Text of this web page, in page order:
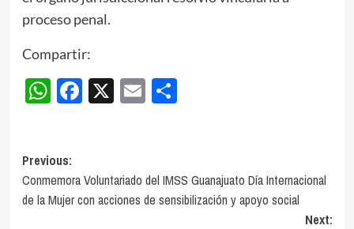
proceso penal.
Compartir:
WhatsApp
Facebook
X EmailCompartir
Post
navigation
Previous:
Conmemora Voluntariado del IMSS Guanajuato Día Internacional
de la Mujer con acciones de sensibilización y apoyo social
Next: